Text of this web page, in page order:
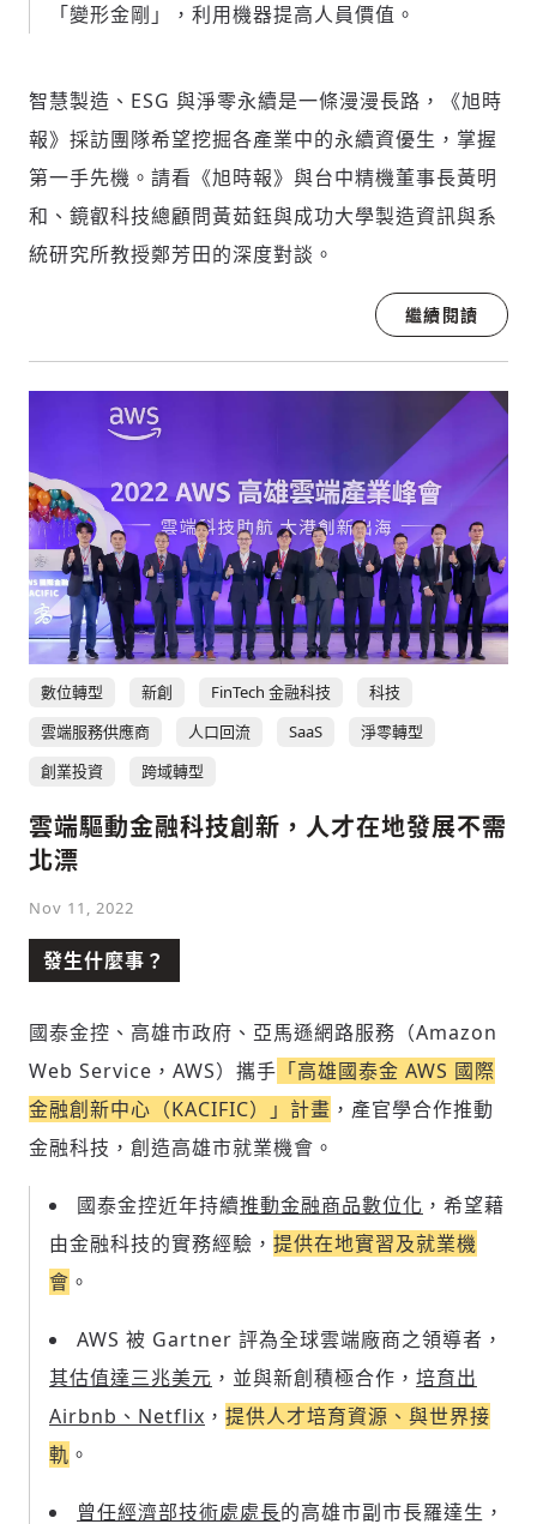
「變形金剛」，利用機器提高人員價值。
智慧製造、ESG 與淨零永續是一條漫漫長路，《旭時
報》採訪團隊希望挖掘各產業中的永續資優生，掌握
第一手先機。請看《旭時報》與台中精機董事長黃明
和、鏡叡科技總顧問黃茹鈺與成功大學製造資訊與系
統研究所教授鄭芳田的深度對談。
繼續閱讀
數位轉型 新創 FinTech 金融科技
科技
雲端服務供應商
人口回流 SaaS
淨零轉型
創業投資
跨域轉型
雲端驅動金融科技創新，人才在地發展不需
北漂
Nov 11, 2022
發生什麼事？
國泰金控、高雄市政府、亞馬遜網路服務（Amazon
Web Service，AWS）攜手 「高雄國泰金 AWS 國際
金融創新中心（KACIFIC）」計畫 ，產官學合作推動
金融科技，創造高雄市就業機會。
國泰金控近年持續推動金融商品數位化 ，希望藉
由金融科技的實務經驗， 提供在地實習及就業機
會 。
AWS 被 Gartner 評為全球雲端廠商之領導者，
其估值達三兆美元 ，並與新創積極合作， 培育出
Airbnb、Netflix ， 提供人才培育資源、與世界接
軌 。
曾任經濟部技術處處長的高雄市副市長羅達生，